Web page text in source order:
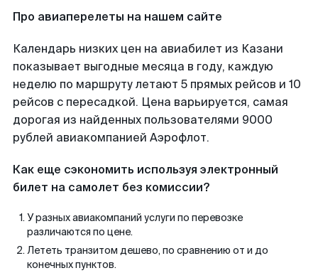
Про авиаперелеты на нашем сайте
Календарь низких цен на авиабилет из Казани
показывает выгодные месяца в году, каждую
неделю по маршруту летают 5 прямых рейсов и 10
рейсов с пересадкой. Цена варьируется, самая
дорогая из найденных пользователями 9000
рублей авиакомпанией Аэрофлот.
Как еще сэкономить используя электронный
билет на самолет без комиссии?
У разных авиакомпаний услуги по перевозке
различаются по цене.
Лететь транзитом дешево, по сравнению от и до
конечных пунктов.